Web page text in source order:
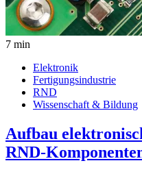
7 min
Elektronik
Fertigungsindustrie
RND
Wissenschaft & Bildung
Aufbau
RND-